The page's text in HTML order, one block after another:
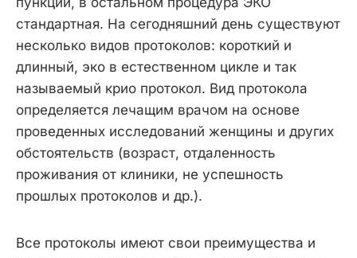
стандартная. На сегодняшний день существуют
несколько видов протоколов: короткий и
длинный, эко в естественном цикле и так
называемый крио протокол. Вид протокола
определяется лечащим врачом на основе
проведенных исследований женщины и других
обстоятельств (возраст, отдаленность
проживания от клиники, не успешность
прошлых протоколов и др.).
Все протоколы имеют свои преимущества и